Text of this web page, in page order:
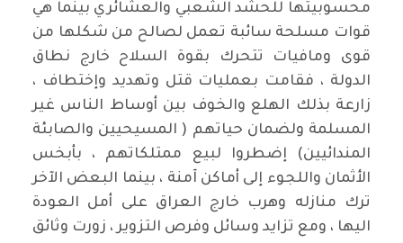
محسوبيتها للحشد الشعبي والعشائري بينما هي
قوات مسلحة سائبة تعمل لصالح من شكلها من
قوى ومافيات تتحرك بقوة السلاح خارج نطاق
الدولة ، فقامت بعمليات قتل وتهديد وإختطاف ،
زارعة بذلك الهلع والخوف بين أوساط الناس غير
المسلمة ولضمان حياتهم ( المسيحيين والصابئة
المندائيين) إضطروا لبيع ممتلكاتهم ، بأبخس
الأثمان واللجوء إلى أماكن آمنة ، بينما البعض الآخر
ترك منازله وهرب خارج العراق على أمل العودة
اليها ، ومع تزايد وسائل وفرص التزوير ، زورت وثائق